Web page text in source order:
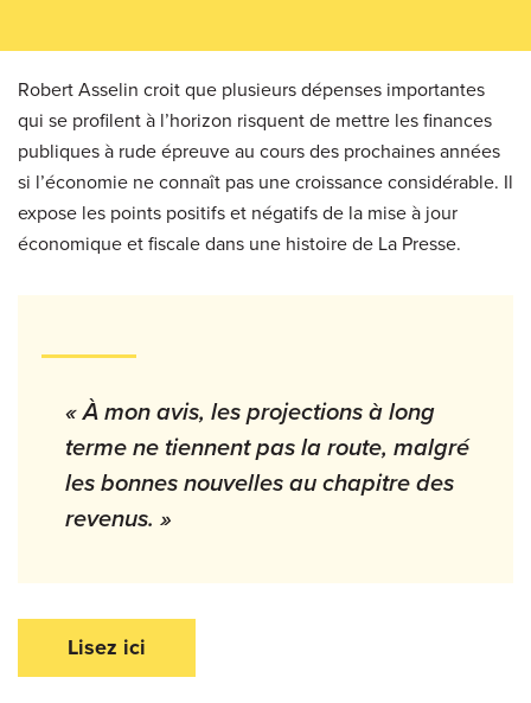
Robert Asselin croit que plusieurs dépenses importantes
qui se profilent à l’horizon risquent de mettre les finances
publiques à rude épreuve au cours des prochaines années
si l’économie ne connaît pas une croissance considérable. Il
expose les points positifs et négatifs de la mise à jour
économique et fiscale dans une histoire de La Presse.
« À mon avis, les projections à long
terme ne tiennent pas la route, malgré
les bonnes nouvelles au chapitre des
revenus. »
Lisez ici